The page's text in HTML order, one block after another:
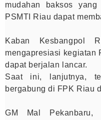
mudahan baksos
PSMTI Riau dapat
Kaban Kesbangpol
mengapresiasi kegiatan
dapat berjalan lancar.
Saat ini, lanjutnya,
bergabung di FPK Riau
GM Mal Pekanbaru,